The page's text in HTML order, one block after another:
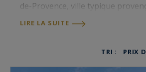
de-Provence, ville typique
patrimoine naturel et culturel
encore aujourd’hui sa
LIRE LA SUITE
TRI :